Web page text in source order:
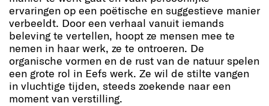
ervaringen op een poëtische en suggestieve manier
verbeeldt. Door een verhaal vanuit iemands
beleving te vertellen, hoopt ze mensen mee te
nemen in haar werk, ze te ontroeren. De
organische vormen en de rust van de natuur spelen
een grote rol in Eefs werk. Ze wil de stilte vangen
in vluchtige tijden, steeds zoekende naar een
moment van verstilling.